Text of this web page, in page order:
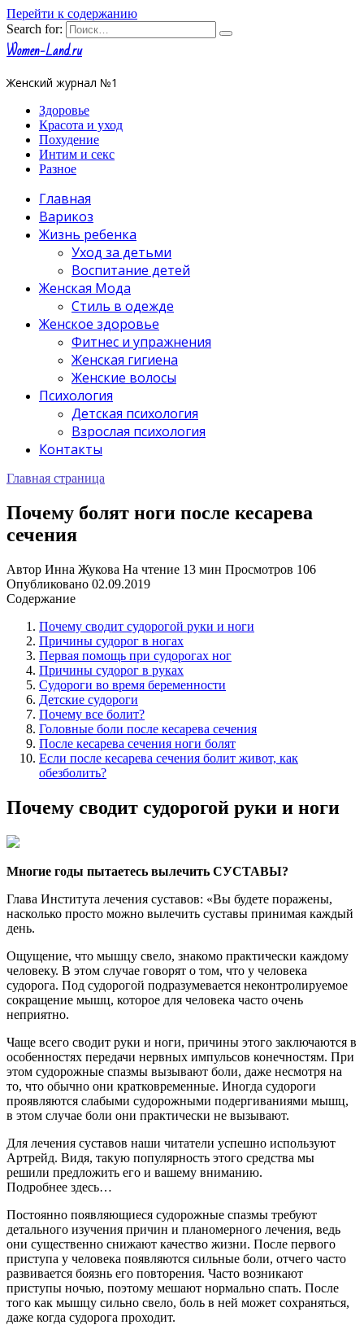
Перейти к содержанию
Search for:
Women-Land.ru
Женский журнал №1
Здоровье
Красота и уход
Похудение
Интим и секс
Разное
Главная
Варикоз
Жизнь ребенка
Уход за детьми
Воспитание детей
Женская Мода
Стиль в одежде
Женское здоровье
Фитнес и упражнения
Женская гигиена
Женские волосы
Психология
Детская психология
Взрослая психология
Контакты
Главная страница
Почему болят ноги после кесарева
сечения
Автор Инна Жукова На чтение 13 мин Просмотров 106
Опубликовано 02.09.2019
Содержание
Почему сводит судорогой руки и ноги
Причины судорог в ногах
Первая помощь при судорогах ног
Причины судорог в руках
Судороги во время беременности
Детские судороги
Почему все болит?
Головные боли после кесарева сечения
После кесарева сечения ноги болят
Если после кесарева сечения болит живот, как
обезболить?
Почему сводит судорогой руки и ноги
Многие годы пытаетесь вылечить СУСТАВЫ?
Глава Института лечения суставов: «Вы будете поражены,
насколько просто можно вылечить суставы принимая каждый
день.
Ощущение, что мышцу свело, знакомо практически каждому
человеку. В этом случае говорят о том, что у человека
судорога. Под судорогой подразумевается неконтролируемое
сокращение мышц, которое для человека часто очень
неприятно.
Чаще всего сводит руки и ноги, причины этого заключаются в
особенностях передачи нервных импульсов конечностям. При
этом судорожные спазмы вызывают боли, даже несмотря на
то, что обычно они кратковременные. Иногда судороги
проявляются слабыми судорожными подергиваниями мышц,
в этом случае боли они практически не вызывают.
Для лечения суставов наши читатели успешно используют
Артрейд. Видя, такую популярность этого средства мы
решили предложить его и вашему вниманию.
Подробнее здесь…
Постоянно появляющиеся судорожные спазмы требуют
детального изучения причин и планомерного лечения, ведь
они существенно снижают качество жизни. После первого
приступа у человека появляются сильные боли, отчего часто
развивается боязнь его повторения. Часто возникают
приступы ночью, поэтому мешают нормально спать. После
того как мышцу сильно свело, боль в ней может сохраняться,
даже когда судорога проходит.